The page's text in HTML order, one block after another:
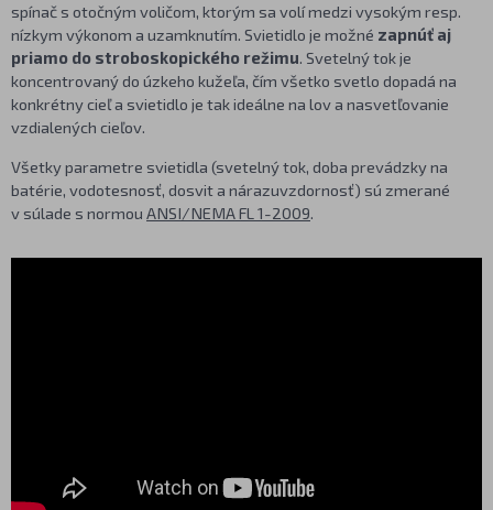
spínač s otočným voličom, ktorým sa volí medzi vysokým resp.
nízkym výkonom a uzamknutím. Svietidlo je možné zapnúť aj
priamo do stroboskopického režimu. Svetelný tok je
koncentrovaný do úzkeho kužeľa, čím všetko svetlo dopadá na
konkrétny cieľ a svietidlo je tak ideálne na lov a nasvetľovanie
vzdialených cieľov.
Všetky parametre svietidla (svetelný tok, doba prevádzky na
batérie, vodotesnosť, dosvit a nárazuvzdornosť) sú zmerané
v súlade s normou ANSI/NEMA FL 1-2009.